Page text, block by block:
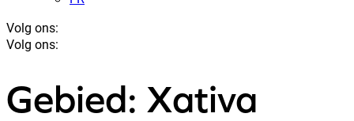
Volg ons:
Volg ons:
Gebied: Xativa